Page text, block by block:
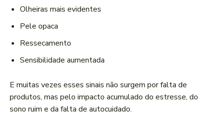
Olheiras mais evidentes
Pele opaca
Ressecamento
Sensibilidade aumentada
E muitas vezes esses sinais não surgem por falta de
produtos, mas pelo impacto acumulado do estresse, do
sono ruim e da falta de autocuidado.